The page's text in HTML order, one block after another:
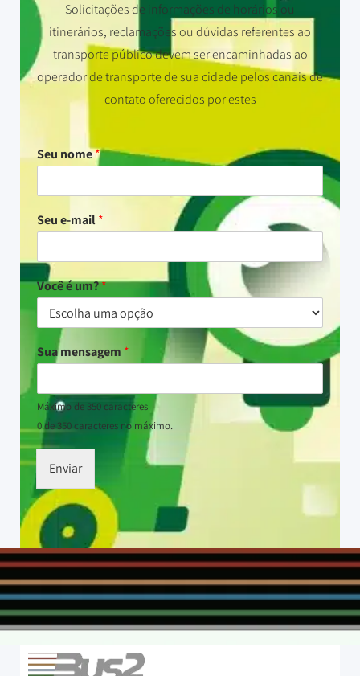
Solicitações de informações de horários ou
itinerários, reclamações ou dúvidas referentes ao
transporte público devem ser encaminhadas ao
operador de transporte de sua cidade pelos canais de
contato oferecidos por estes
Seu nome*
Seu e-mail*
Você é um?*
Sua mensagem *
Máximo de 350 caracteres
0 de 350 caracteres no máximo.
Enviar